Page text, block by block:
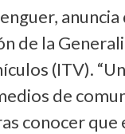
de la
(ITV).
de
conocer